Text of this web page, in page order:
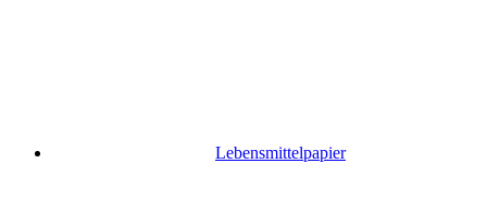
Lebensmittelpapier